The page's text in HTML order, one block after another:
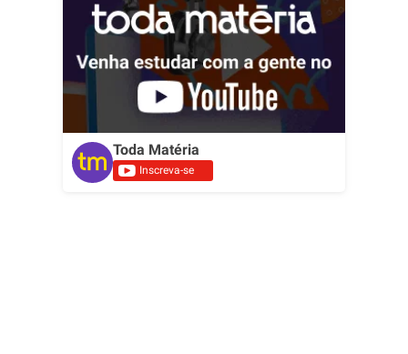
Toda Matéria
Inscreva-se